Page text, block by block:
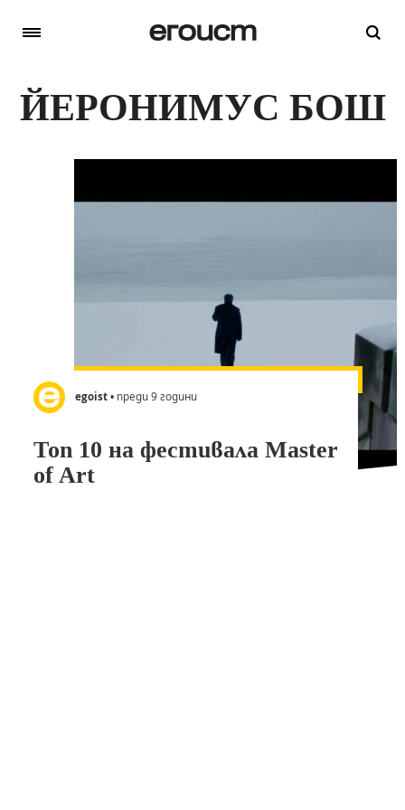
ЙЕРОНИМУС БОШ
egoist• преди 9 години
Топ 10 на фестивала Master
of Art